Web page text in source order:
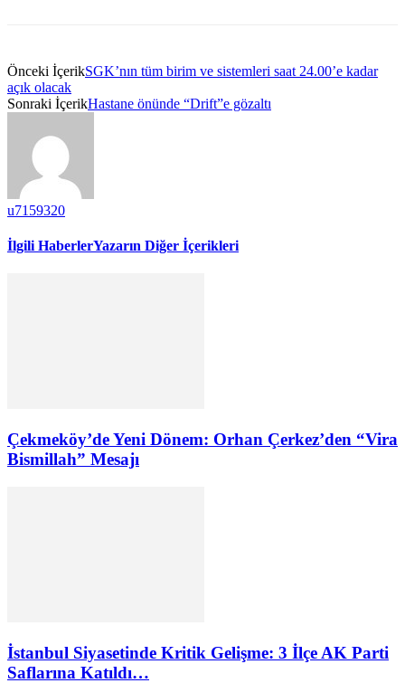
Önceki İçerikSGK’nın tüm birim ve sistemleri saat 24.00’e kadar
açık olacak
Sonraki İçerikHastane önünde “Drift”e gözaltı
u7159320
İlgili HaberlerYazarın Diğer İçerikleri
Çekmeköy’de Yeni Dönem: Orhan Çerkez’den “Vira
Bismillah” Mesajı
İstanbul Siyasetinde Kritik Gelişme: 3 İlçe AK Parti
Saflarına Katıldı…